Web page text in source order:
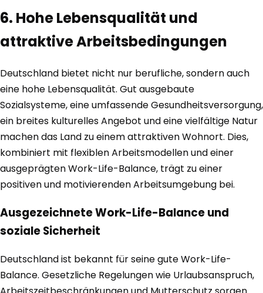
6. Hohe Lebensqualität und
attraktive Arbeitsbedingungen
Deutschland bietet nicht nur berufliche, sondern auch
eine hohe Lebensqualität. Gut ausgebaute
Sozialsysteme, eine umfassende Gesundheitsversorgung,
ein breites kulturelles Angebot und eine vielfältige Natur
machen das Land zu einem attraktiven Wohnort. Dies,
kombiniert mit flexiblen Arbeitsmodellen und einer
ausgeprägten Work-Life-Balance, trägt zu einer
positiven und motivierenden Arbeitsumgebung bei.
Ausgezeichnete Work-Life-Balance und
soziale Sicherheit
Deutschland ist bekannt für seine gute Work-Life-
Balance. Gesetzliche Regelungen wie Urlaubsanspruch,